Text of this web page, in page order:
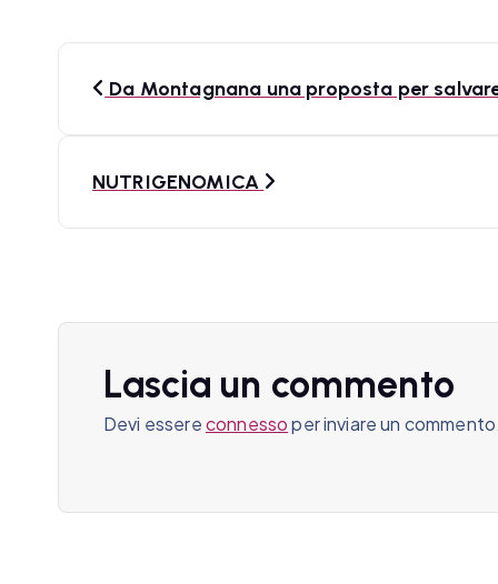
Da Montagnana una proposta per
NUTRIGENOMICA
Lascia un commento
Devi essereconnessoper inviare un commento.